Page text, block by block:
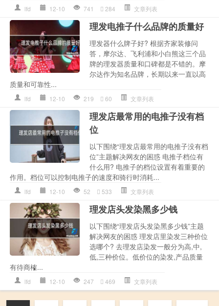
lfd 12-10 741 284 文章列表
理发电推子什么品牌的质量好
理发器什么牌子好? 根据齐家装修问
答，摩尔达、飞利浦和小白熊这三个品
牌的理发器质量和口碑都是不错的。摩
尔达作为知名品牌，长期以来一直以高
质量和可靠性...
lfd 12-10 219 60 文章列表
理发店最常用的电推子没有档
位
以下围绕“理发店最常用的电推子没有档
位”主题解决网友的困惑 电推子档位有
什么用? 电推子的档位设置有着重要的
作用。档位可以控制电推子的速度和骑行时消耗...
lfd 12-10 52 533 文章列表
理发店头发染黑多少钱
以下围绕“理发店头发染黑多少钱”主题
解决网友的困惑 理发店里染发三种价位
选哪个? 去理发店染发一般分为高,中,
低,三种价位。低价位的染发,产品质量
有待商榷...
lfd 12-10 247 469 文章列表